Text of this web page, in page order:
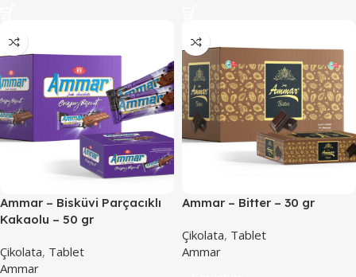
Ammar – Bisküvi Parçacıklı
Kakaolu – 50 gr
Çikolata, Tablet
Ammar
Ammar – Bitter – 30 gr
Çikolata, Tablet
Ammar